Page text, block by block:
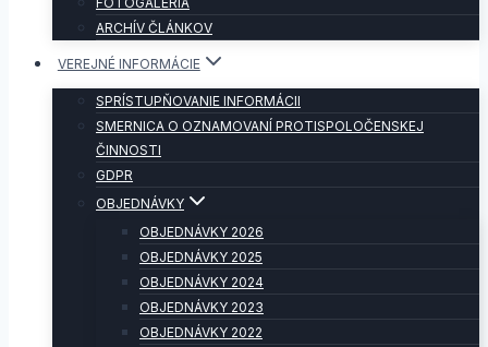
ARCHÍV ČLÁNKOV
VEREJNÉ INFORMÁCIE
SPRÍSTUPŇOVANIE INFORMÁCII
SMERNICA O OZNAMOVANÍ PROTISPOLOČENSKEJ
ČINNOSTI
GDPR
OBJEDNÁVKY
OBJEDNÁVKY 2026
OBJEDNÁVKY 2025
OBJEDNÁVKY 2024
OBJEDNÁVKY 2023
OBJEDNÁVKY 2022